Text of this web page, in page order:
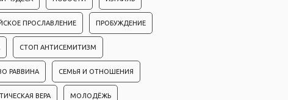
ПРОСЛАВЛЕНИЕ ПРОБУЖДЕНИЕ
СТОП АНТИСЕМИТИЗМ
РАВВИНА СЕМЬЯ И ОТНОШЕНИЯ
ВЕРА МОЛОДЁЖЬ